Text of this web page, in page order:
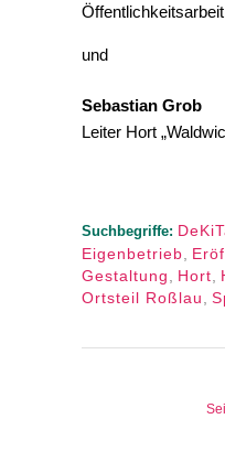
und
Sebastian Grob
Leiter Hort
Suchbegriffe:
Eigenbetrieb
Gestaltung
Hort
Ortsteil Roßlau